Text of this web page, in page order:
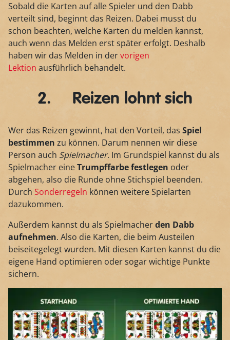
Sobald die Karten auf alle Spieler und den Dabb
verteilt sind, beginnt das Reizen. Dabei musst du
schon beachten, welche Karten du melden kannst,
auch wenn das Melden erst später erfolgt. Deshalb
haben wir das Melden in dervorigen
Lektion ausführlich behandelt.
2. Reizen lohnt sich
Wer das Reizen gewinnt, hat den Vorteil, das Spiel
bestimmen zu können. Darum nennen wir diese
Person auch Spielmacher. Im Grundspiel kannst du als
Spielmacher eineTrumpffarbe festlegen oder
abgehen, also die Runde ohne Stichspiel beenden.
Durch Sonderregeln können weitere Spielarten
dazukommen.
Außerdem kannst du als Spielmacherden Dabb
aufnehmen. Also die Karten, die beim Austeilen
beiseitegelegt wurden. Mit diesen Karten kannst du die
eigene Hand optimieren oder sogar wichtige Punkte
sichern.